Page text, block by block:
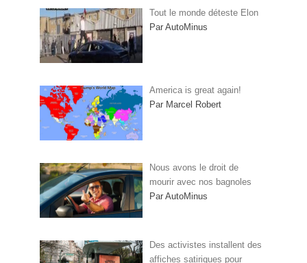
Tout le monde déteste Elon
Par AutoMinus
America is great again!
Par Marcel Robert
Nous avons le droit de
mourir avec nos bagnoles
Par AutoMinus
Des activistes installent des
affiches satiriques pour